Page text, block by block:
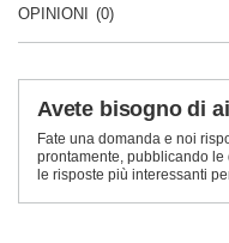
OPINIONI (0)
Avete bisogno di
Fate una domanda e noi
prontamente, pubblicando le
le risposte più interessanti